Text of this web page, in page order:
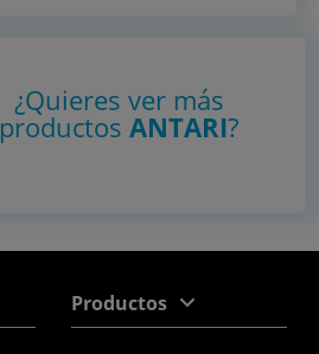
¿Quieres ver más
productosANTARI?
Productos